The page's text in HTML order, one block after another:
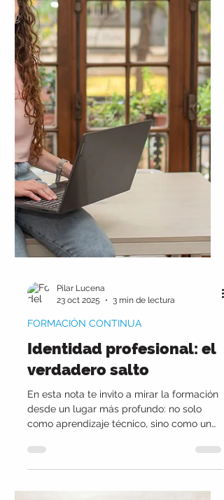
Pilar Lucena
Identidad profesional: el
verdadero salto
En esta nota te invito a mirar la formación
desde un lugar más profundo: no solo